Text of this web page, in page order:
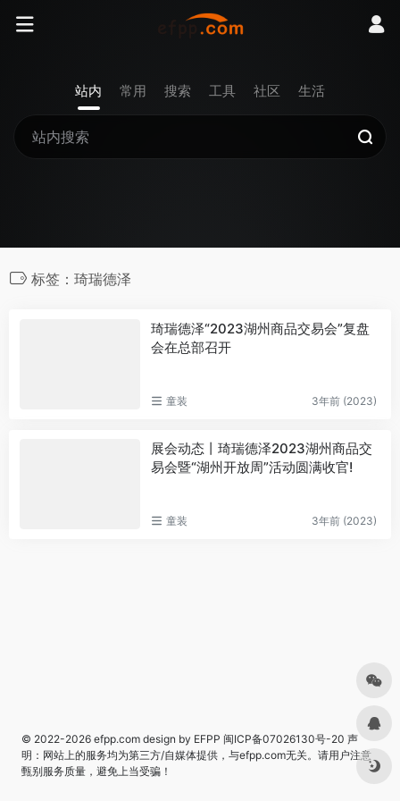
站内 常用 搜索 工具 社区 生活
标签：琦瑞德泽
琦瑞德泽“2023湖州商品交易会”复盘
会在总部召开
童装 3年前 (2023)
展会动态丨琦瑞德泽2023湖州商品交
易会暨“湖州开放周”活动圆满收官!
童装 3年前 (2023)
© 2022-2026 efpp.com design by EFPP 闽ICP备07026130号-20 声
明：网站上的服务均为第三方/自媒体提供，与efpp.com无关。请用户注意
甄别服务质量，避免上当受骗！